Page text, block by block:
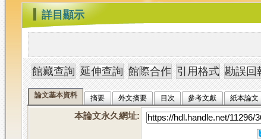
值
系
統
::: 詳目顯示
論文基本資料 摘要 外文摘要 目次 參考文獻 紙本論文
本論文永久網址: